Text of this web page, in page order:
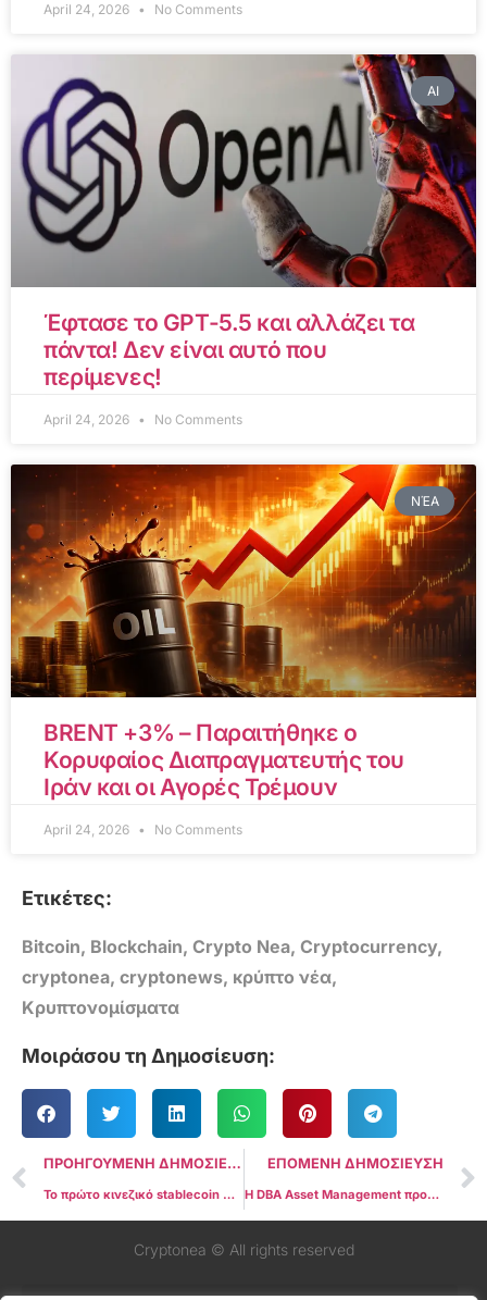
April 24, 2026 No Comments
AI
Έφτασε το GPT-5.5 και αλλάζει τα
πάντα! Δεν είναι αυτό που
περίμενες!
April 24, 2026 No Comments
ΝΈΑ
BRENT +3% – Παραιτήθηκε ο
Κορυφαίος Διαπραγματευτής του
Ιράν και οι Αγορές Τρέμουν
April 24, 2026 No Comments
Ετικέτες:
Bitcoin, Blockchain, Crypto Nea, Cryptocurrency,
cryptonea, cryptonews, κρύπτο νέα,
Κρυπτονομίσματα
Μοιράσου τη Δημοσίευση:
ΠΡΟΗΓΟΥΜΕΝΗ ΔΗΜΟΣΙΕΥΣΗ
Το πρώτο κινεζικό stablecoin CNH κάνει το ντεμπούτο του, καθώς ο παγκόσμιος ανταγωνισμός εντείνεται
ΕΠΟΜΕΝΗ ΔΗΜΟΣΙΕΥΣΗ
Η DBA Asset Management προτείνει μείωση 45% στην προσφορά του HYPE
Cryptonea © All rights reserved